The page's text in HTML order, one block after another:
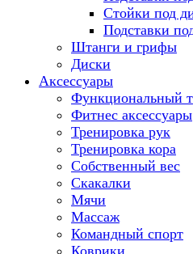
Стойки под
Подставки
Штанги и грифы
Диски
Аксессуары
Функциональный
Фитнес аксессуары
Тренировка рук
Тренировка кора
Собственный вес
Скакалки
Мячи
Массаж
Командный спорт
Коврики